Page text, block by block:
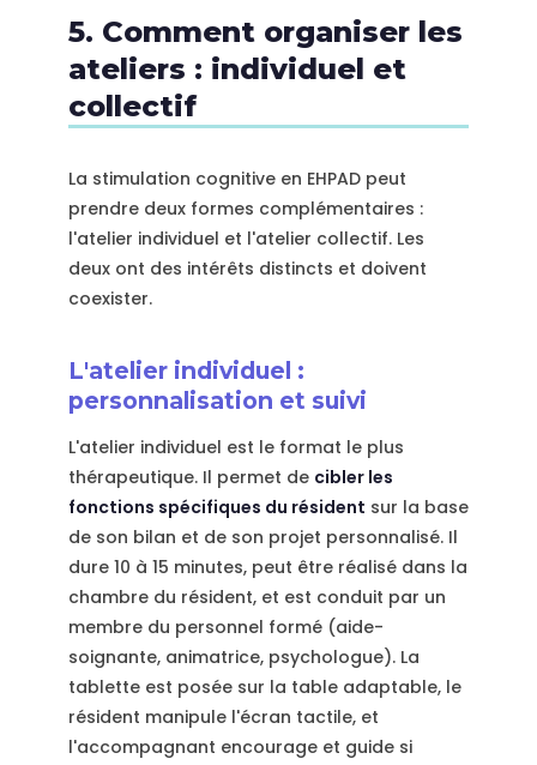
5. Comment organiser les
ateliers : individuel et
collectif
La stimulation cognitive en EHPAD peut
prendre deux formes complémentaires :
l'atelier individuel et l'atelier collectif. Les
deux ont des intérêts distincts et doivent
coexister.
L'atelier individuel :
personnalisation et suivi
L'atelier individuel est le format le plus
thérapeutique. Il permet de cibler les
fonctions spécifiques du résident sur la base
de son bilan et de son projet personnalisé. Il
dure 10 à 15 minutes, peut être réalisé dans la
chambre du résident, et est conduit par un
membre du personnel formé (aide-
soignante, animatrice, psychologue). La
tablette est posée sur la table adaptable, le
résident manipule l'écran tactile, et
l'accompagnant encourage et guide si